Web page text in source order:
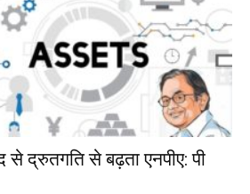
से द्रुतगति से बढ़ता एनपीए: पी